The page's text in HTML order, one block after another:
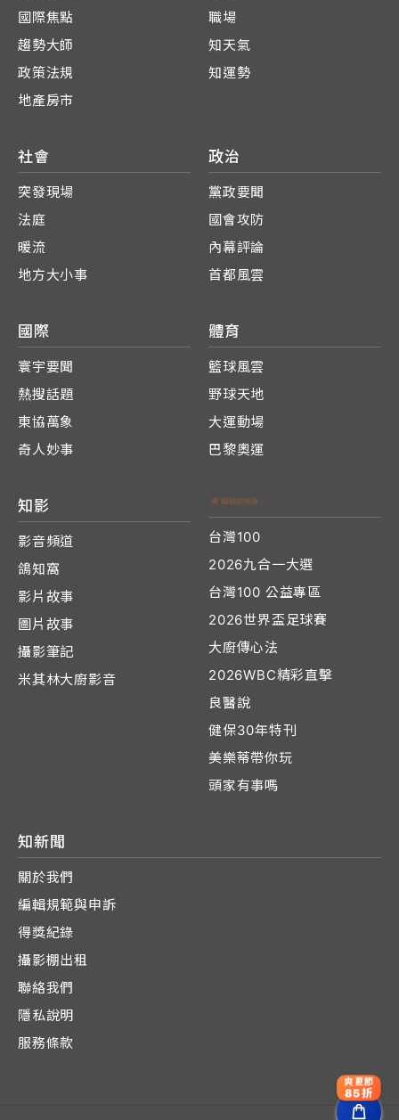
國際焦點
趨勢大師
政策法規
地產房市
職場
知天氣
知運勢
社會
突發現場
法庭
暖流
地方大小事
政治
黨政要聞
國會攻防
內幕評論
首都風雲
國際
寰宇要聞
熱搜話題
東協萬象
奇人妙事
體育
籃球風雲
野球天地
大運動場
巴黎奧運
知影
影音頻道
鴿知窩
影片故事
圖片故事
攝影筆記
米其林大廚影音
台灣100
2026九合一大選
台灣100 公益專區
2026世界盃足球賽
大廚傳心法
2026WBC精彩直擊
良醫說
健保30年特刊
美樂蒂帶你玩
頭家有事嗎
知新聞
關於我們
編輯規範與申訴
得獎紀錄
攝影棚出租
聯絡我們
隱私說明
服務條款
爽夏節
85折